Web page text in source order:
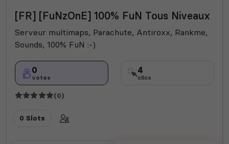
[FR] [FuNzOnE] 100% FuN Tous Niveaux
Serveur multimaps, Parachute, Antiroxx, Rankme,
Sounds, 100% FuN :-)
0
votes
4
clics
(0)
0 Slots